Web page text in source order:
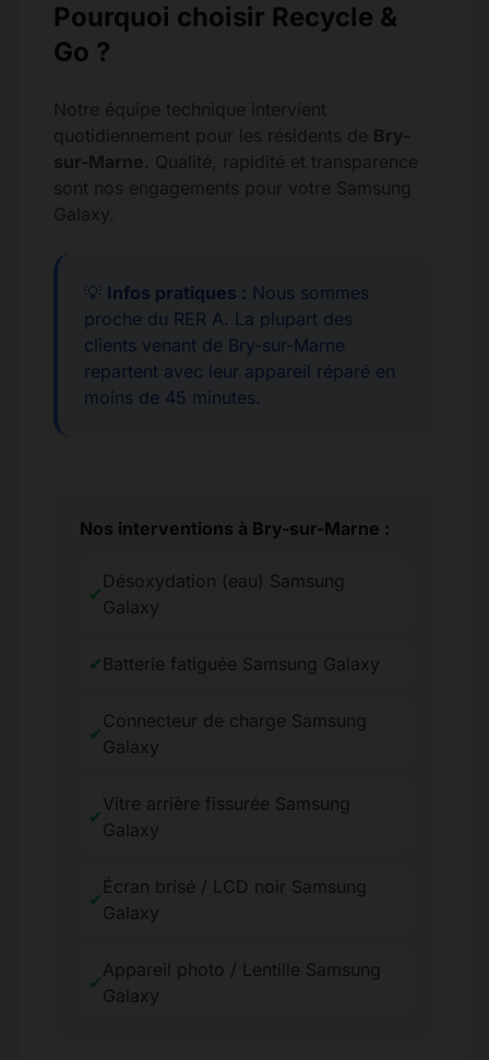
Pourquoi choisir Recycle &
Go ?
Notre équipe technique intervient
quotidiennement pour les résidents de Bry-
sur-Marne. Qualité, rapidité et transparence
sont nos engagements pour votre Samsung
Galaxy.
💡 Infos pratiques : Nous sommes
proche du RER A. La plupart des
clients venant de Bry-sur-Marne
repartent avec leur appareil réparé en
moins de 45 minutes.
Nos interventions à Bry-sur-Marne :
✔
Désoxydation (eau) Samsung
Galaxy
✔ Batterie fatiguée Samsung Galaxy
✔
Connecteur de charge Samsung
Galaxy
✔
Vitre arrière fissurée Samsung
Galaxy
✔
Écran brisé / LCD noir Samsung
Galaxy
✔
Appareil photo / Lentille Samsung
Galaxy